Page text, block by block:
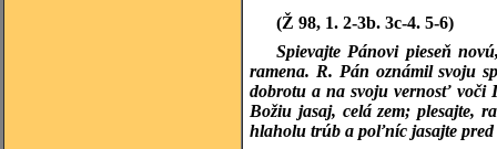
(Ž 98, 1. 2-3b. 3c-4. 5-6)
Spievajte Pánovi pieseň
ramena. R. Pán oznámil svoju
dobrotu a na svoju vernosť voči
Božiu jasaj, celá zem; plesajte,
hlaholu trúb a poľníc jasajte